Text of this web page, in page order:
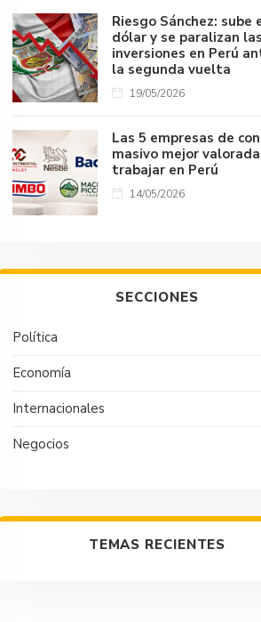
Riesgo Sánchez: sube
dólar y se paralizan las
inversiones en Perú
la segunda vuelta
19/05/2026
Las 5 empresas de
masivo mejor
trabajar en Perú
14/05/2026
SECCIONES
Política
Economía
Internacionales
Negocios
TEMAS RECIENTES